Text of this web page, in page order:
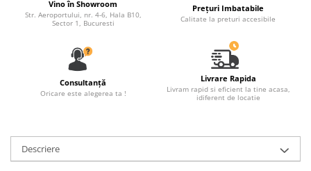
Șeminee decorative
Console de interior
Cadre de ușă
Ornamente de colț
Vino în Showroom
Str. Aeroportului, nr. 4-6, Hala B10,
Sector 1, Bucuresti
Prețuri Imbatabile
Calitate la preturi accesibile
Consultanță
Oricare este alegerea ta !
Livrare Rapida
Livram rapid si eficient la tine acasa,
idiferent de locatie
Descriere